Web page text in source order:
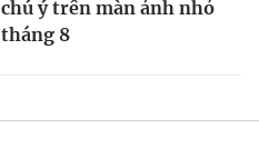
chú ý trên màn ảnh nhỏ
tháng 8